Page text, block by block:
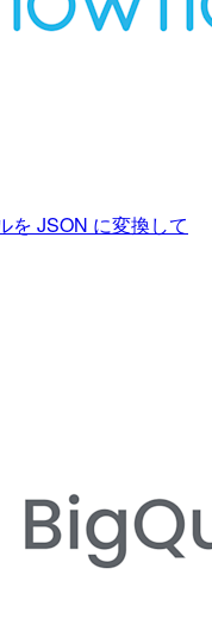
を JSON に変換して